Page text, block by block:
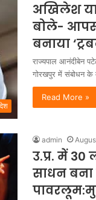
अखिलेश
बोले-
बनाया
राज्यपाल आनंदीबेन
गोरखपुर में संबोधन के
Read More »
admin
उ.प्र. में
साधन